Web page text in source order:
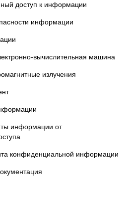
доступ к информации
информации
вычислительная машина
излучения
информации от
конфиденциальной информации